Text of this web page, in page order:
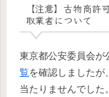
【注意】古物商
取業者について
東京都公安委員会が
覧を確認しましたが
当たりませんでした。